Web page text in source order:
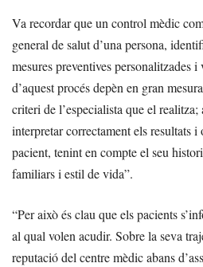
Va recordar que un control mèdic
general de salut d’una persona,
mesures preventives personalitzades
d’aquest procés depèn en gran
criteri de l’especialista que el
interpretar correctament els resultats
pacient, tenint en compte el seu
familiars i estil de vida”.
“Per això és clau que els pacients
al qual volen acudir. Sobre la seva
reputació del centre mèdic abans